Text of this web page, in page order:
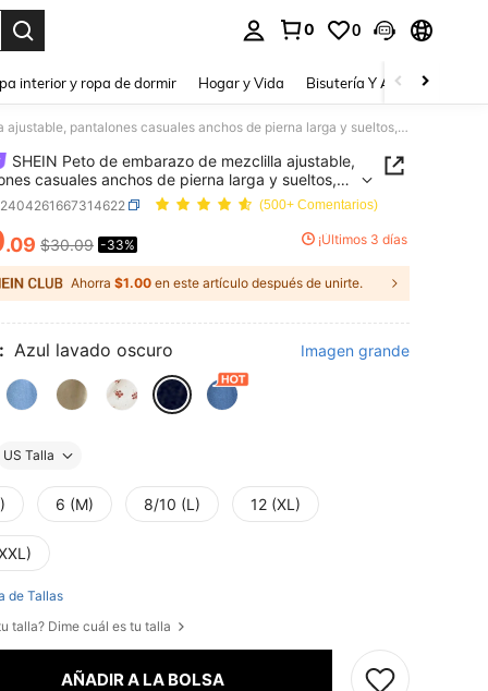
0 0
interior y ropa de dormir Hogar y Vida Bisutería Y Accesorios
SHEIN Peto de embarazo de mezclilla ajustable, pantalones casuales anchos de pierna larga y sueltos, azul
SHEIN Peto de embarazo de mezclilla ajustable,
casuales anchos de pierna larga y sueltos,
(500+ Comentarios)
AND AVAILABILITY
.09 $30.09 -33% ¡Últimos 3 días
Ahorra $1.00 en este artículo después de unirte.
Azul lavado oscuro Imagen grande
US Talla
6 (M) 8/10 (L) 12 (XL)
de Tallas
talla? Dime cuál es tu talla
AÑADIR A LA BOLSA